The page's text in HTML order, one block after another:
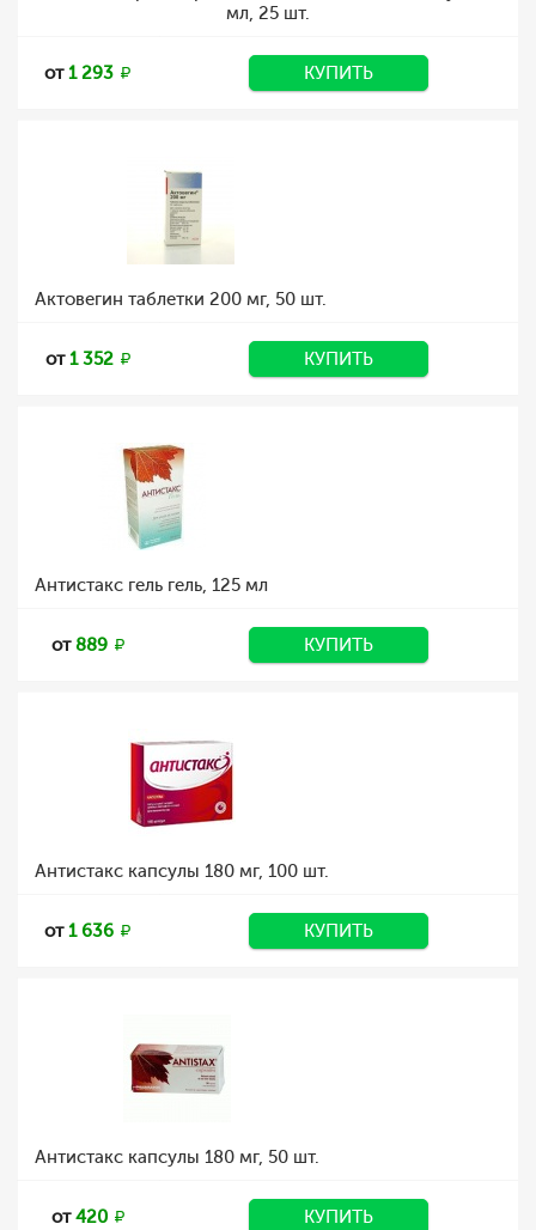
мл, 25 шт.
от1 293 КУПИТЬ
Актовегин таблетки 200 мг, 50 шт.
от1 352 КУПИТЬ
Антистакс гель гель, 125 мл
от889 КУПИТЬ
Антистакс капсулы 180 мг, 100 шт.
от1 636 КУПИТЬ
Антистакс капсулы 180 мг, 50 шт.
от420 КУПИТЬ